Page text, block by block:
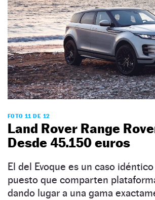
FOTO 11 DE 12
Land Rover Range
Desde 45.150 euros
El del Evoque es un caso
puesto que comparten
dando lugar a una gama